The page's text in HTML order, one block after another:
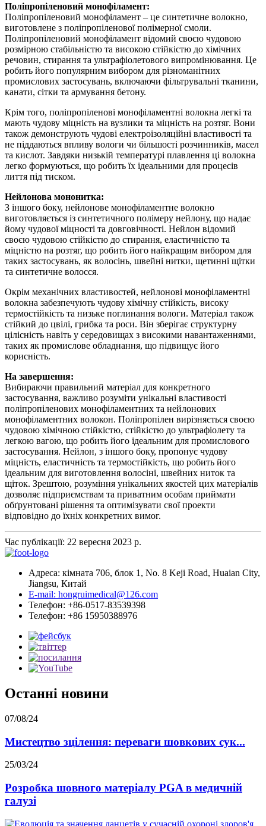
Поліпропіленовий монофіламент:
Поліпропіленовий монофіламент – це синтетичне волокно,
виготовлене з поліпропіленової полімерної смоли.
Поліпропіленовий монофіламент відомий своєю чудовою
розмірною стабільністю та високою стійкістю до хімічних
речовин, стирання та ультрафіолетового випромінювання. Це
робить його популярним вибором для різноманітних
промислових застосувань, включаючи фільтрувальні тканини,
канати, сітки та армування бетону.
Крім того, поліпропіленові монофіламентні волокна легкі та
мають чудову міцність на вузлики та міцність на розтяг. Вони
також демонструють чудові електроізоляційні властивості та
не піддаються впливу вологи чи більшості розчинників, масел
та кислот. Завдяки низькій температурі плавлення ці волокна
легко формуються, що робить їх ідеальними для процесів
лиття під тиском.
Нейлонова мононитка:
З іншого боку, нейлонове монофіламентне волокно
виготовляється із синтетичного полімеру нейлону, що надає
йому чудової міцності та довговічності. Нейлон відомий
своєю чудовою стійкістю до стирання, еластичністю та
міцністю на розтяг, що робить його найкращим вибором для
таких застосувань, як волосінь, швейні нитки, щетинні щітки
та синтетичне волосся.
Окрім механічних властивостей, нейлонові монофіламентні
волокна забезпечують чудову хімічну стійкість, високу
термостійкість та низьке поглинання вологи. Матеріал також
стійкий до цвілі, грибка та роси. Він зберігає структурну
цілісність навіть у середовищах з високими навантаженнями,
таких як промислове обладнання, що підвищує його
корисність.
На завершення:
Вибираючи правильний матеріал для конкретного
застосування, важливо розуміти унікальні властивості
поліпропіленових монофіламентних та нейлонових
монофіламентних волокон. Поліпропілен вирізняється своєю
чудовою хімічною стійкістю, стійкістю до ультрафіолету та
легкою вагою, що робить його ідеальним для промислового
застосування. Нейлон, з іншого боку, пропонує чудову
міцність, еластичність та термостійкість, що робить його
ідеальним для виготовлення волосіні, швейних ниток та
щіток. Зрештою, розуміння унікальних якостей цих матеріалів
дозволяє підприємствам та приватним особам приймати
обґрунтовані рішення та оптимізувати свої проекти
відповідно до їхніх конкретних вимог.
Час публікації: 22 вересня 2023 р.
Адреса: кімната 706, блок 1, No. 8 Keji Road, Huaian City,
Jiangsu, Китай
E-mail: hongruimedical@126.com
Телефон: +86-0517-83539398
Телефон: +86 15950388976
Останні новини
07/08/24
Мистецтво зцілення: переваги шовкових сук...
25/03/24
Розробка шовного матеріалу PGA в медичній
галузі